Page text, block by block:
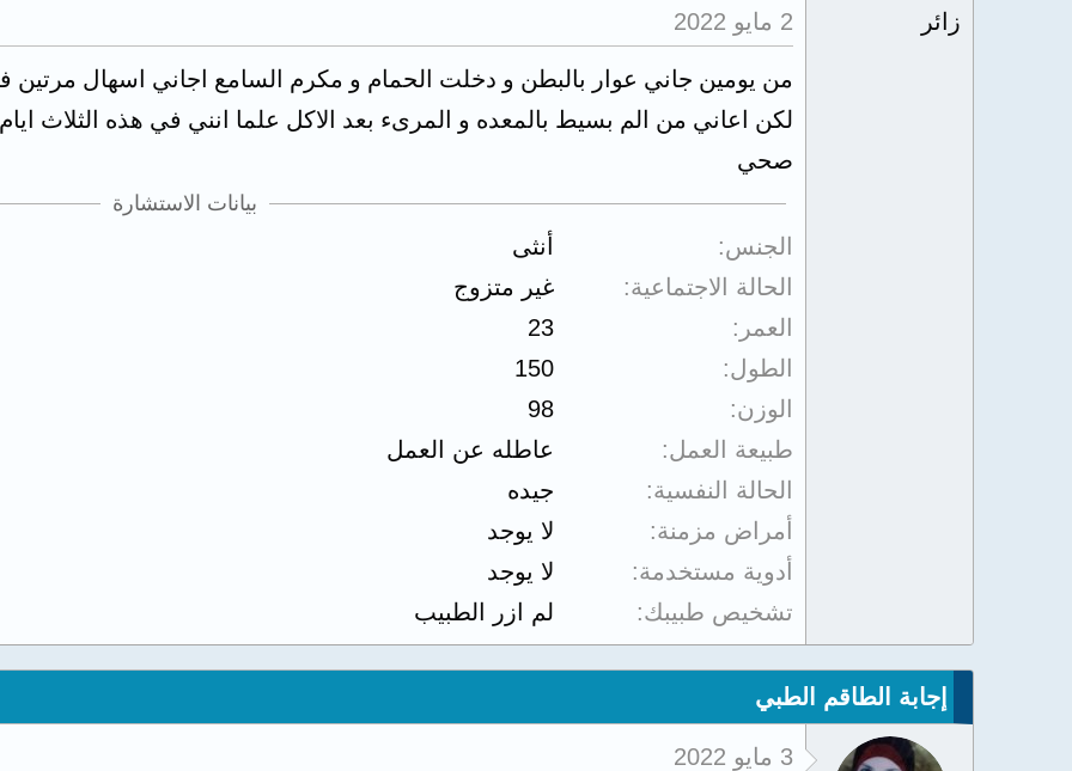
زائر 2 مايو 2022
من يومين جاني عوار بالبطن و دخلت الحمام و مكرم السامع اجاني اسهال مرتين
لكن اعاني من الم بسيط بالمعده و المرىء بعد الاكل علما انني في هذه الثلاث
صحي
بيانات الاستشارة
الجنس
أنثى
الحالة الاجتماعية
غير متزوج
العمر
23
الطول
150
الوزن
98
طبيعة العمل
عاطله عن العمل
الحالة النفسية
جيده
أمراض مزمنة
لا يوجد
أدوية مستخدمة
لا يوجد
تشخيص طبيبك
لم ازر الطبيب
إجابة الطاقم الطبي
3 مايو 2022